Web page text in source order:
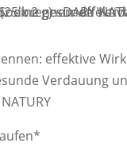
effektive
Verdauung